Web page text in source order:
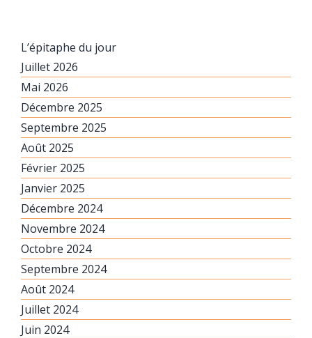
L’épitaphe du jour
Juillet 2026
Mai 2026
Décembre 2025
Septembre 2025
Août 2025
Février 2025
Janvier 2025
Décembre 2024
Novembre 2024
Octobre 2024
Septembre 2024
Août 2024
Juillet 2024
Juin 2024